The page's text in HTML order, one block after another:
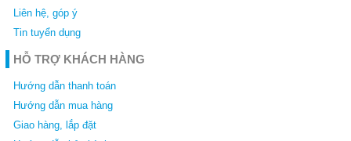
lạnh
Lõi
lọc
nước
Đồ
gia
dụng
Liên hệ, góp ý
Tin tuyển dụng
HỖ TRỢ KHÁCH HÀNG
Hướng dẫn thanh toán
Hướng dẫn mua hàng
Giao hàng, lắp đặt